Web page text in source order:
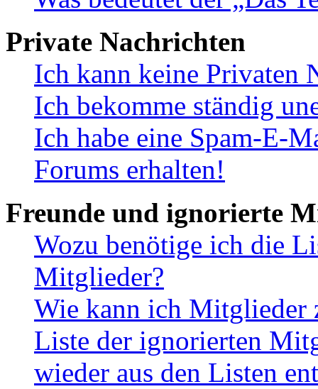
Private Nachrichten
Ich kann keine Privaten
Ich bekomme ständig
Ich habe eine Spam-E-
Forums erhalten!
Freunde und ignorierte
Wozu benötige ich die
Mitglieder?
Wie kann ich Mitglieder
Liste der ignorierten
wieder aus den Listen